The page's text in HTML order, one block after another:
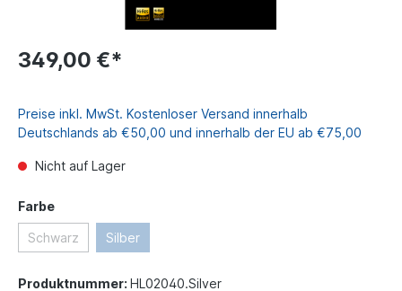
349,00 €*
Preise inkl. MwSt. Kostenloser Versand innerhalb
Deutschlands ab €50,00 und innerhalb der EU ab €75,00
Nicht auf Lager
Farbe
Schwarz Silber
Produktnummer: HL02040.Silver